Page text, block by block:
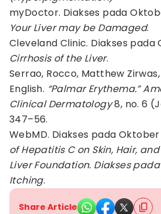
myDoctor. Diakses pada
Your Liver may be Damaged.
Cleveland Clinic. Diakses pada
Cirrhosis of the Liver.
Serrao, Rocco, Matthew
English. “Palmar Erythema.”
Clinical Dermatology8, no. 6
347–56.
WebMD. Diakses pada Oktober
of Hepatitis C on Skin, Hair,
Liver Foundation. Diakses
Itching.
Share Article